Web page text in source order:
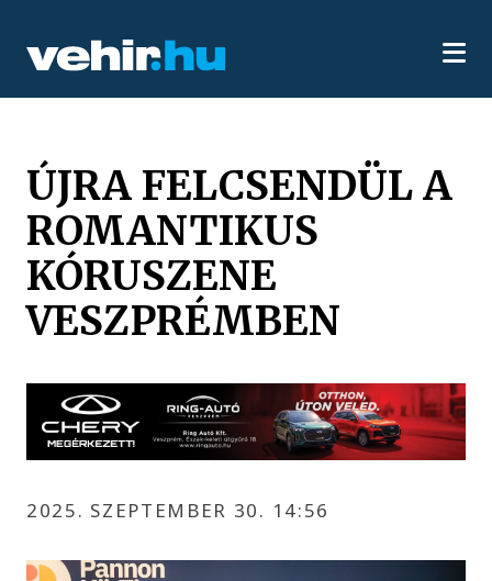
ÚJRA FELCSENDÜL A
ROMANTIKUS
KÓRUSZENE
VESZPRÉMBEN
2025. SZEPTEMBER 30. 14:56